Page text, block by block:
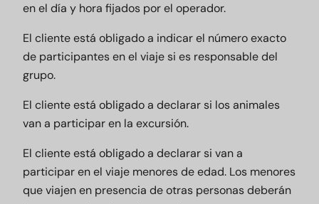
en el día y hora fijados por el operador.
El cliente está obligado a indicar el número exacto
de participantes en el viaje si es responsable del
grupo.
El cliente está obligado a declarar si los animales
van a participar en la excursión.
El cliente está obligado a declarar si van a
participar en el viaje menores de edad. Los menores
que viajen en presencia de otras personas deberán